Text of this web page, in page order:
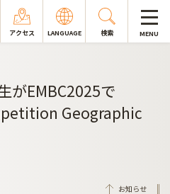
アクセス LANGUAGE 検索 MENU
がEMBC2025で
Geographic
お知らせ